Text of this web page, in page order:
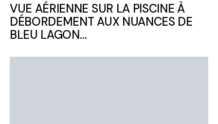
VUE AÉRIENNE SUR LA PISCINE À
DÉBORDEMENT AUX NUANCES DE
BLEU LAGON…